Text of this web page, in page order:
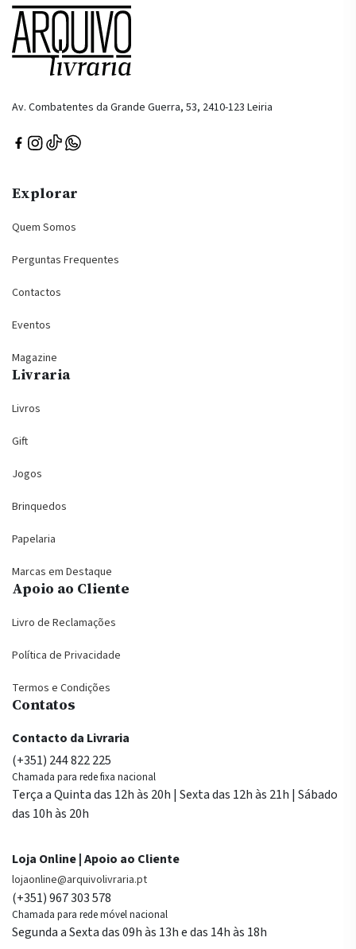
Av. Combatentes da Grande Guerra, 53, 2410-123 Leiria
Explorar
Quem Somos
Perguntas Frequentes
Contactos
Eventos
Magazine
Livraria
Livros
Gift
Jogos
Brinquedos
Papelaria
Marcas em Destaque
Apoio ao Cliente
Livro de Reclamações
Política de Privacidade
Termos e Condições
Contatos
Contacto da Livraria
(+351) 244 822 225
Chamada para rede fixa nacional
Terça a Quinta das 12h às 20h | Sexta das 12h às 21h | Sábado
das 10h às 20h
Loja Online | Apoio ao Cliente
lojaonline@arquivolivraria.pt
(+351) 967 303 578
Chamada para rede móvel nacional
Segunda a Sexta das 09h às 13h e das 14h às 18h